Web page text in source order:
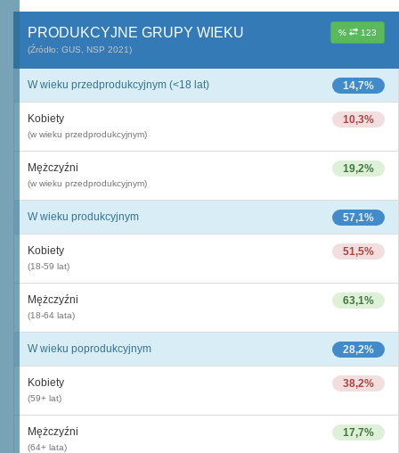
% 123
PRODUKCYJNE GRUPY WIEKU
(Źródło: GUS, NSP 2021)
14,7%
W wieku przedprodukcyjnym (<18 lat)
10,3%
Kobiety
(w wieku przedprodukcyjnym)
19,2%
Mężczyźni
(w wieku przedprodukcyjnym)
57,1%
W wieku produkcyjnym
51,5%
Kobiety
(18-59 lat)
63,1%
Mężczyźni
(18-64 lata)
28,2%
W wieku poprodukcyjnym
38,2%
Kobiety
(59+ lat)
17,7%
Mężczyźni
(64+ lata)